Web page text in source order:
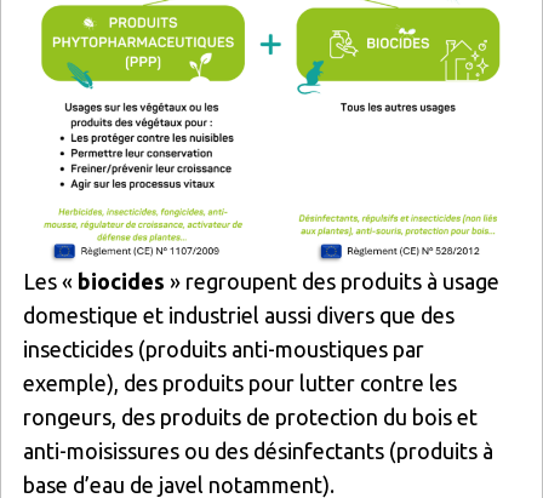
Les « biocides » regroupent des produits à usage
domestique et industriel aussi divers que des
insecticides (produits anti-moustiques par
exemple), des produits pour lutter contre les
rongeurs, des produits de protection du bois et
anti-moisissures ou des désinfectants (produits à
base d’eau de javel notamment).